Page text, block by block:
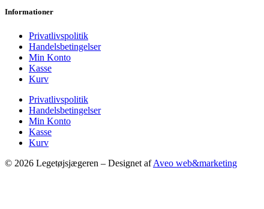
Informationer
Privatlivspolitik
Handelsbetingelser
Min Konto
Kasse
Kurv
Privatlivspolitik
Handelsbetingelser
Min Konto
Kasse
Kurv
© 2026 Legetøjsjægeren – Designet afAveo web&marketing